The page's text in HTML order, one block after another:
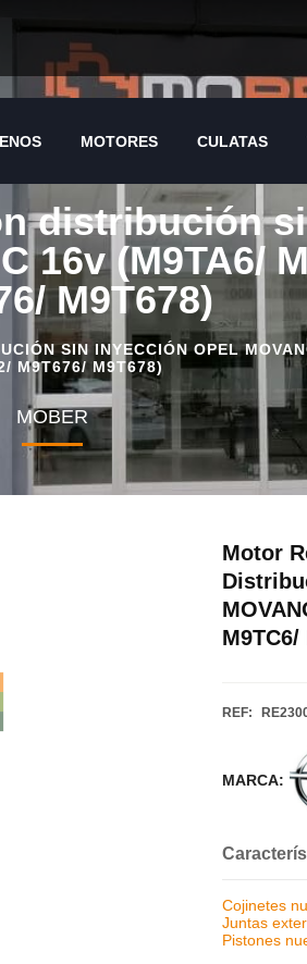
MOTORES CULATAS
distribución
16v (M9TA6/
M9T678)
SIN INYECCIÓN OPEL
M9T676/ M9T678)
MOBER
Motor
M9TC6/
REF:
MARCA:
Cojinetes
Juntas
Pistones